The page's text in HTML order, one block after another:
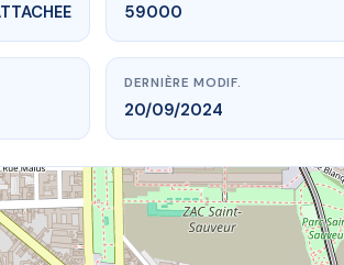
59000
DERNIÈRE MODIF.
20/09/2024